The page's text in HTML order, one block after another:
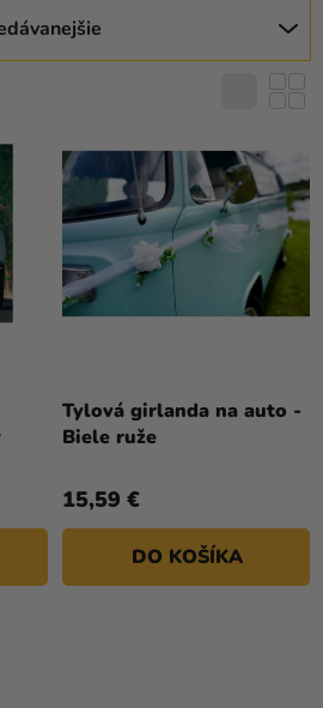
Tylová girlanda na auto -
Biele ruže
15,59 €
DO KOŠÍKA